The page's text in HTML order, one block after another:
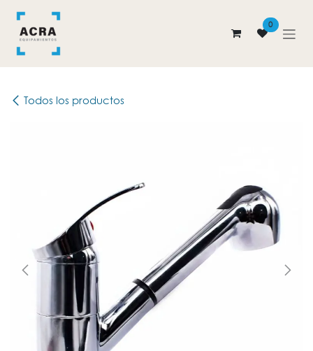
0
Todos los productos